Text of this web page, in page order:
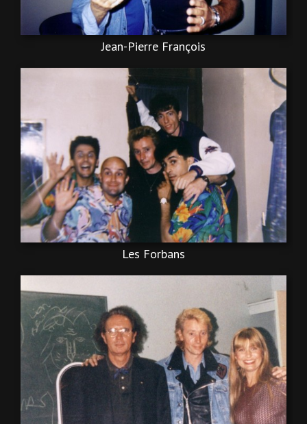
Jean-Pierre François
Les Forbans